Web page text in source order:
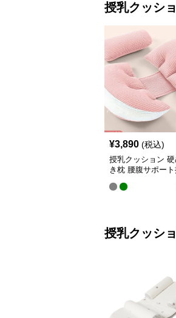
授乳クッシ
¥3,890 (税込)
授乳クッション
き枕 腰腹サポー
授乳クッシ